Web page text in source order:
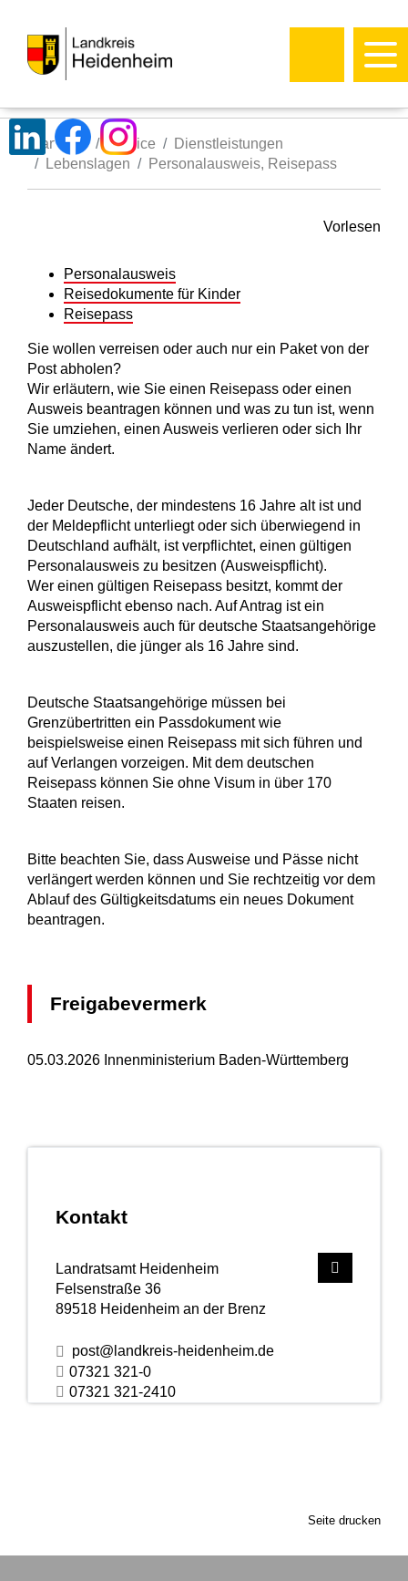
Startseite Service
Dienstleistungen
Lebenslagen
Personalausweis, Reisepass
Vorlesen
Kontakt
Landratsamt Heidenheim
Felsenstraße 36
89518 Heidenheim an der Brenz
post@landkreis-heidenheim.de
07321 321-0
07321 321-2410
Personalausweis
Reisedokumente für Kinder
Reisepass
Sie wollen verreisen oder auch nur ein Paket von der
Post abholen?
Wir erläutern, wie Sie einen Reisepass oder einen
Ausweis beantragen können und was zu tun ist, wenn
Sie umziehen, einen Ausweis verlieren oder sich Ihr
Name ändert.
Jeder Deutsche, der mindestens 16 Jahre alt ist und
der Meldepflicht unterliegt oder sich überwiegend in
Deutschland aufhält, ist verpflichtet, einen gültigen
Personalausweis zu besitzen (Ausweispflicht).
Wer einen gültigen Reisepass besitzt, kommt der
Ausweispflicht ebenso nach. Auf Antrag ist ein
Personalausweis auch für deutsche Staatsangehörige
auszustellen, die jünger als 16 Jahre sind.
Deutsche Staatsangehörige müssen bei
Grenzübertritten ein Passdokument wie
beispielsweise einen Reisepass mit sich führen und
auf Verlangen vorzeigen. Mit dem deutschen
Reisepass können Sie ohne Visum in über 170
Staaten reisen.
Bitte beachten Sie, dass Ausweise und Pässe nicht
verlängert werden können und Sie rechtzeitig vor dem
Ablauf des Gültigkeitsdatums ein neues Dokument
beantragen.
Freigabevermerk
05.03.2026 Innenministerium Baden-Württemberg
Seite drucken